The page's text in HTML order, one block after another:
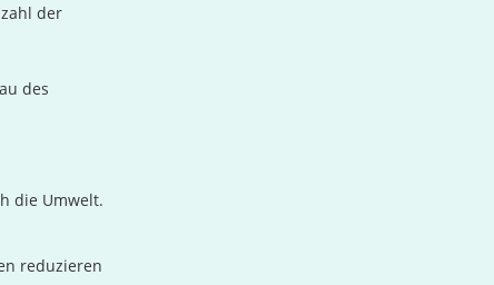
der
des
die Umwelt.
reduzieren